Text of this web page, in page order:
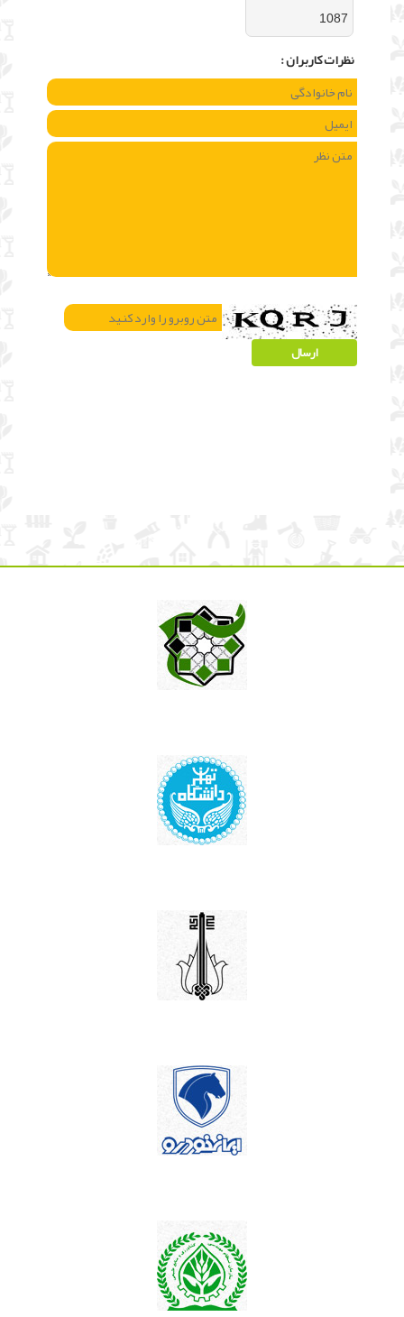
1087
نظرات كاربران :